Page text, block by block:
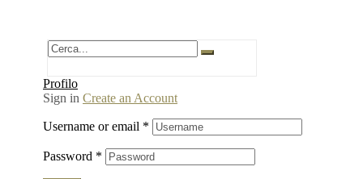
Profilo
Sign in Create an Account
Username or email *
Password *